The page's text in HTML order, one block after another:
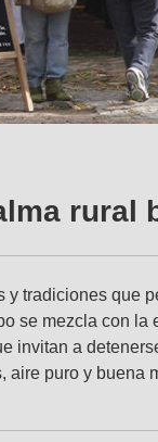
rural
y tradiciones que
se mezcla con
invitan a
aire puro y